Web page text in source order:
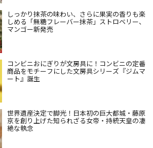
しっかり抹茶の味わい、さらに果実の香りも楽
しめる「無糖フレーバー抹茶」ストロベリー、
マンゴー新発売
コンビニおにぎりが文房具に！コンビニの定番
商品をモチーフにした文房具シリーズ『ジムマ
ート』誕生
世界遺産決定で脚光！日本初の巨大都城・藤原
京を創り上げた知られざる女帝・持統天皇の凄
絶な執念